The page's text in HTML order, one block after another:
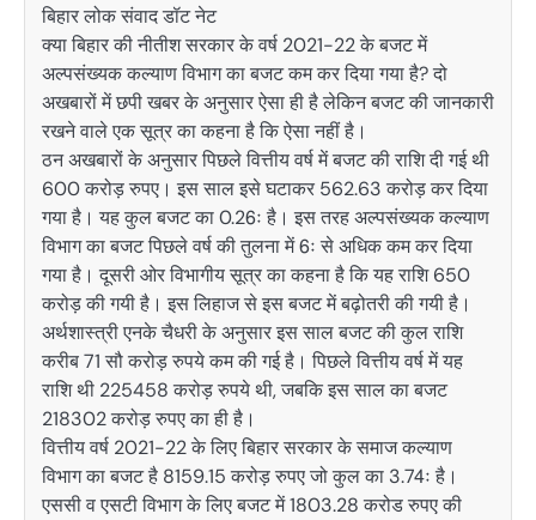
बिहार लोक संवाद डॉट नेट
क्या बिहार की नीतीश सरकार के वर्ष 2021-22 के बजट में
अल्पसंख्यक कल्याण विभाग का बजट कम कर दिया गया है? दो
अखबारों में छपी खबर के अनुसार ऐसा ही है लेकिन बजट की जानकारी
रखने वाले एक सूत्र का कहना है कि ऐसा नहीं है।
ठन अखबारों के अनुसार पिछले वित्तीय वर्ष में बजट की राशि दी गई थी
600 करोड़ रुपए। इस साल इसे घटाकर 562.63 करोड़ कर दिया
गया है। यह कुल बजट का 0.26ः है। इस तरह अल्पसंख्यक कल्याण
विभाग का बजट पिछले वर्ष की तुलना में 6ः से अधिक कम कर दिया
गया है। दूसरी ओर विभागीय सूत्र का कहना है कि यह राशि 650
करोड़ की गयी है। इस लिहाज से इस बजट में बढ़ोतरी की गयी है।
अर्थशास्त्री एनके चैधरी के अनुसार इस साल बजट की कुल राशि
करीब 71 सौ करोड़ रुपये कम की गई है। पिछले वित्तीय वर्ष में यह
राशि थी 225458 करोड़ रुपये थी, जबकि इस साल का बजट
218302 करोड़ रुपए का ही है।
वित्तीय वर्ष 2021-22 के लिए बिहार सरकार के समाज कल्याण
विभाग का बजट है 8159.15 करोड़ रुपए जो कुल का 3.74ः है।
एससी व एसटी विभाग के लिए बजट में 1803.28 करोड रुपए की